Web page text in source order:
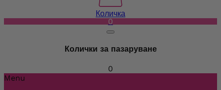
Количка
0
Колички за пазаруване
0
Menu